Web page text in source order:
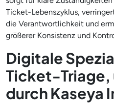
Ticket-Lebenszyklus,
die Verantwortlichkeit und
größerer Konsistenz und
Digitale
Ticket-
durch Kaseya